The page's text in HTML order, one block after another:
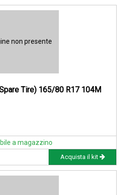
non presente
Tire) 165/80 R17 104M
a magazzino
Acquista il kit